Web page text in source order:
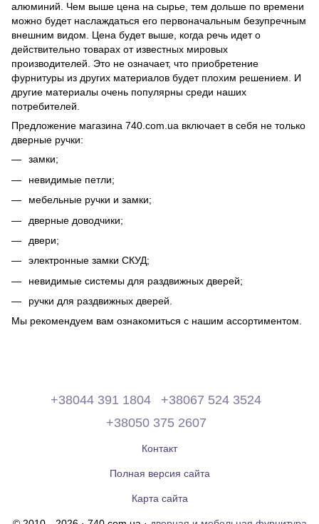
алюминий. Чем выше цена на сырье, тем дольше по времени
можно будет наслаждаться его первоначальным безупречным
внешним видом. Цена будет выше, когда речь идет о
действительно товарах от известных мировых
производителей. Это не означает, что приобретение
фурнитуры из других материалов будет плохим решением. И
другие материалы очень популярны среди наших
потребителей.
Предложение магазина 740.com.ua включает в себя не только
дверные ручки:
замки;
невидимые петли;
мебельные ручки и замки;
дверные доводчики;
двери;
электронные замки СКУД;
невидимые системы для раздвижных дверей;
ручки для раздвижных дверей.
Мы рекомендуем вам ознакомиться с нашим ассортиментом.
+38044 391 1804
+38067 524 3524
+38050 375 2607
Контакт
Полная версия сайта
Карта сайта